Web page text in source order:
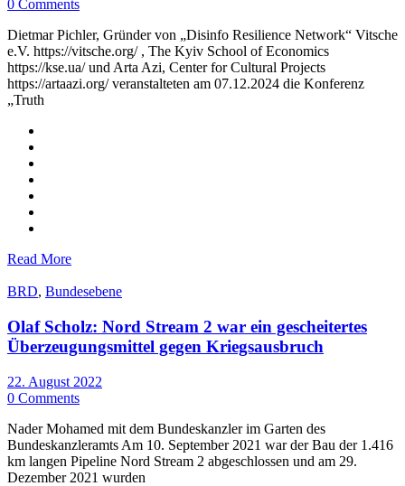
0 Comments
Dietmar Pichler, Gründer von „Disinfo Resilience Network“ Vitsche
e.V. https://vitsche.org/ , The Kyiv School of Economics
https://kse.ua/ und Arta Azi, Center for Cultural Projects
https://artaazi.org/ veranstalteten am 07.12.2024 die Konferenz
„Truth
Read More
BRD, Bundesebene
Olaf Scholz: Nord Stream 2 war ein gescheitertes
Überzeugungsmittel gegen Kriegsausbruch
22. August 2022
0 Comments
Nader Mohamed mit dem Bundeskanzler im Garten des
Bundeskanzleramts Am 10. September 2021 war der Bau der 1.416
km langen Pipeline Nord Stream 2 abgeschlossen und am 29.
Dezember 2021 wurden